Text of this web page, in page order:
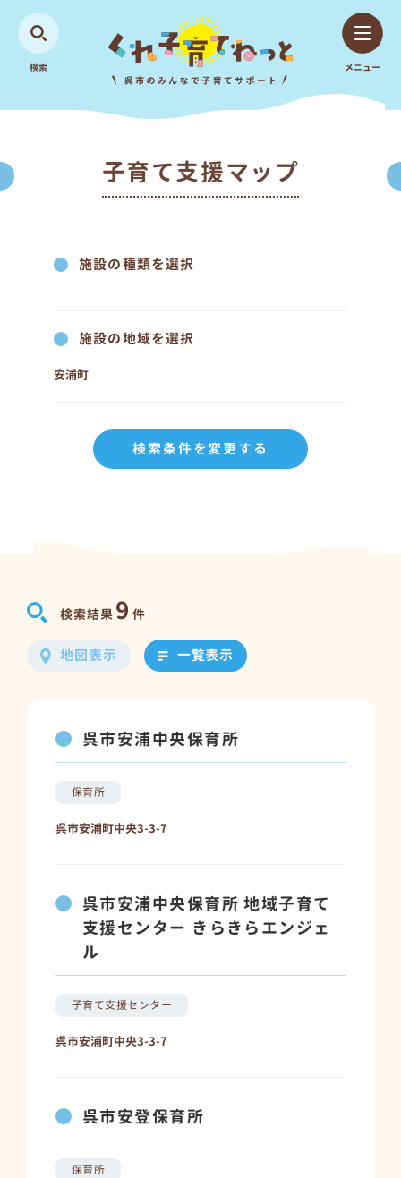
検索 メニュー
子育て支援マップ
施設の種類を選択
施設の地域を選択
安浦町
検索条件を変更する
検索結果 9 件
地図表示 一覧表示
呉市安浦中央保育所
保育所
呉市安浦町中央3-3-7
呉市安浦中央保育所 地域子育て
支援センター きらきらエンジェ
ル
子育て支援センター
呉市安浦町中央3-3-7
呉市安登保育所
保育所